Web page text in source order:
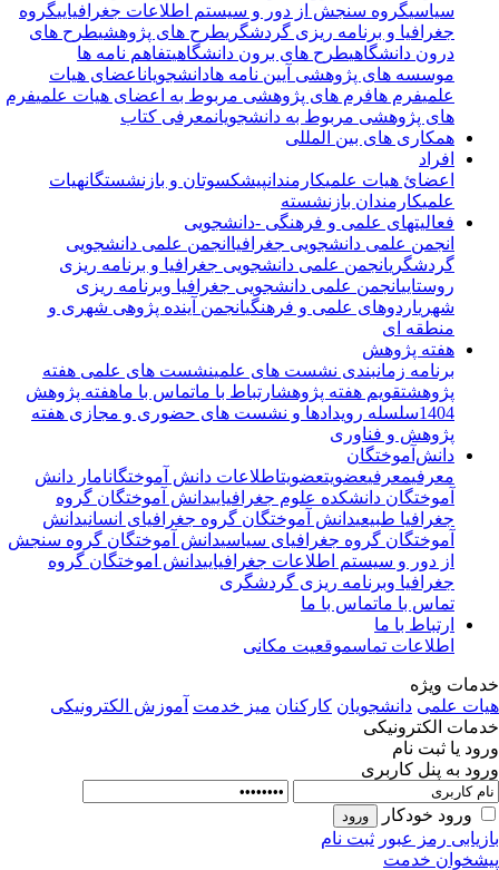
سیاسیگروه سنجش از دور و سیستم اطلاعات جغرافیاییگروه
جغرافیا و برنامه ریزی گردشگریطرح های پژوهشیطرح های
درون دانشگاهیطرح های برون دانشگاهیتفاهم نامه ها
موسسه های پژوهشی آیین نامه هادانشجویاناعضای هیات
علمیفرم هافرم های پژوهشی مربوط به اعضای هیات علمیفرم
های پژوهشی مربوط به دانشجویانمعرفی کتاب
همکاری های بین المللی
افراد
اعضائ هیات علمیکارمندانپیشکسوتان و بازنشستگانهیات
علمیکارمندان بازنشسته
فعالیتهای علمی و فرهنگی -دانشجویی
انجمن علمی دانشجویی جغرافیاانجمن علمی دانشجویی
گردشگریانجمن علمی دانشجویی جغرافیا و برنامه ریزی
روستاییانجمن علمی دانشجویی جغرافیا وبرنامه ریزی
شهریاردوهای علمی و فرهنگیانجمن آینده پژوهی شهری و
منطقه ای
هفته پژوهش
برنامه زمانبندی نشست های علمینشست های علمی هفته
پژوهشتقویم هفته پژوهشارتباط با ماتماس با ماهفته پژوهش
1404سلسله رویدادها و نشست های حضوری و مجازی هفته
پژوهش و فناوری
دانش‌آموختگان
معرفیمعرفیعضویتعضویتاطلاعات دانش آموختگانامار دانش
آموختگان دانشکده علوم جغرافیاییدانش آموختگان گروه
جغرافیا طبیعیدانش آموختگان گروه جغرافیای انسانیدانش
آموختگان گروه جغرافیای سیاسیدانش آموختگان گروه سنجش
از دور و سیستم اطلاعات جغرافیاییدانش اموختگان گروه
جغرافیا وبرنامه ریزی گردشگری
تماس با ماتماس با ما
ارتباط با ما
اطلاعات تماسموقعیت مکانی
ویژه
علمی دانشجویان کارکنان میز خدمت آموزش الکترونیکی
الکترونیکی
یا ثبت نام
به پنل کاربری
ورود خودکار
رمز عبور ثبت نام
خدمت